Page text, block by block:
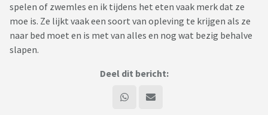
spelen of zwemles en ik tijdens het eten vaak merk dat ze
moe is. Ze lijkt vaak een soort van opleving te krijgen als ze
naar bed moet en is met van alles en nog wat bezig behalve
slapen.
Deel dit bericht: